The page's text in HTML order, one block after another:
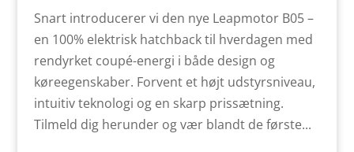
Snart introducerer vi den nye Leapmotor B05 –
en 100% elektrisk hatchback til hverdagen med
rendyrket coupé-energi i både design og
køreegenskaber. Forvent et højt udstyrsniveau,
intuitiv teknologi og en skarp prissætning.
Tilmeld dig herunder og vær blandt de første...